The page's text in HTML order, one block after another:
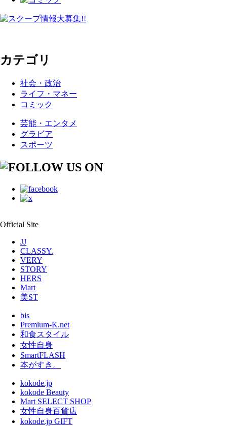
カテゴリ
社会・政治
ライフ・マネー
コミック
芸能・エンタメ
グラビア
スポーツ
Official Site
JJ
CLASSY.
VERY
STORY
HERS
Mart
美ST
bis
Premium-K.net
和食スタイル
女性自身
SmartFLASH
本がすき。
kokode.jp
kokode Beauty
Mart SELECT SHOP
女性自身百貨店
kokode.jp GIFT